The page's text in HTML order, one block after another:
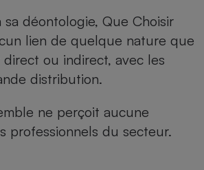
déontologie, Que Choisir
lien de quelque nature que
ou indirect, avec les
distribution.
ne perçoit aucune
professionnels du secteur.